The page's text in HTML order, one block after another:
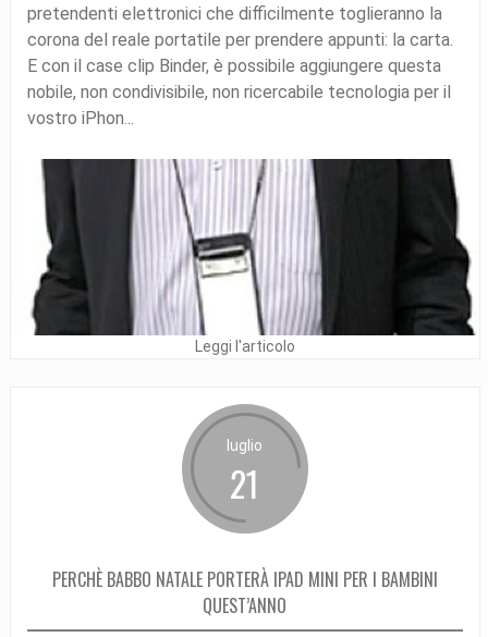
pretendenti elettronici che difficilmente toglieranno la
corona del reale portatile per prendere appunti: la carta.
E con il case clip Binder, è possibile aggiungere questa
nobile, non condivisibile, non ricercabile tecnologia per il
vostro iPhon...
Leggi l'articolo
luglio
21
PERCHÈ BABBO NATALE PORTERÀ IPAD MINI PER I BAMBINI
QUEST’ANNO